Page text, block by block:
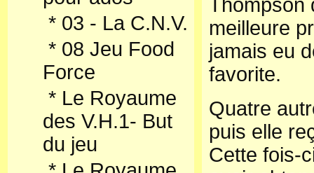
* 03 - La C.N.V.
* 08 Jeu Food
Force
* Le Royaume
des V.H.1- But
du jeu
Thompson
meilleure
jamais eu
favorite.
Quatre
puis elle
Cette fois-